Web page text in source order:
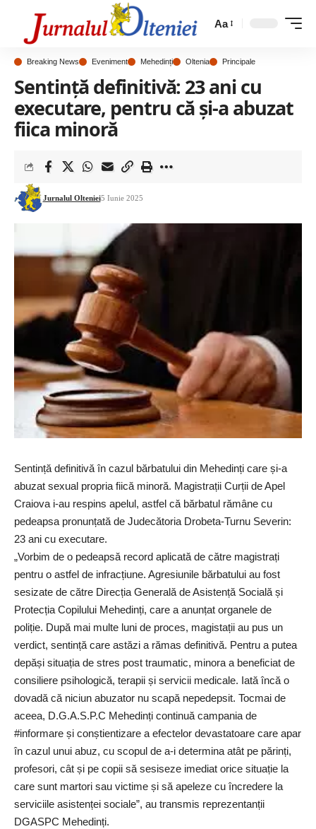
Aa
Breaking News Eveniment Mehedinți Oltenia Principale
Sentință definitivă: 23 ani cu
executare, pentru că și-a abuzat
fiica minoră
Jurnalul Olteniei5 Iunie 2025
Sentință definitivă în cazul bărbatului din Mehedinți care și-a
abuzat sexual propria fiică minoră. Magistrații Curții de Apel
Craiova i-au respins apelul, astfel că bărbatul rămâne cu
pedeapsa pronunțată de Judecătoria Drobeta-Turnu Severin:
23 ani cu executare.
„Vorbim de o pedeapsă record aplicată de către magistrați
pentru o astfel de infracțiune. Agresiunile bărbatului au fost
sesizate de către Direcția Generală de Asistență Socială și
Protecția Copilului Mehedinți, care a anunțat organele de
poliție. După mai multe luni de proces, magistații au pus un
verdict, sentință care astăzi a rămas definitivă. Pentru a putea
depăși situația de stres post traumatic, minora a beneficiat de
consiliere psihologică, terapii și servicii medicale. Iată încă o
dovadă că niciun abuzator nu scapă nepedepsit. Tocmai de
aceea, D.G.A.S.P.C Mehedinți continuă campania de
#informare și conștientizare a efectelor devastatoare care apar
în cazul unui abuz, cu scopul de a-i determina atât pe părinți,
profesori, cât și pe copii să sesiseze imediat orice situație la
care sunt martori sau victime și să apeleze cu încredere la
serviciile asistenței sociale”, au transmis reprezentanții
DGASPC Mehedinți.